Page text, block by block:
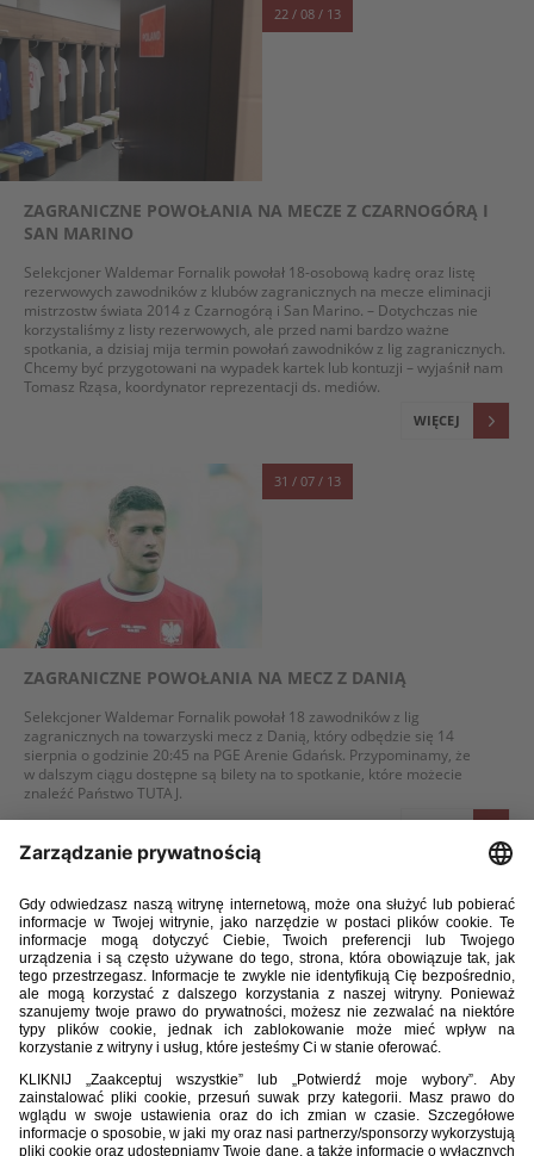
22 / 08 / 13
ZAGRANICZNE POWOŁANIA NA MECZE Z CZARNOGÓRĄ I
SAN MARINO
Selekcjoner Waldemar Fornalik powołał 18-osobową kadrę oraz listę
rezerwowych zawodników z klubów zagranicznych na mecze eliminacji
mistrzostw świata 2014 z Czarnogórą i San Marino. – Dotychczas nie
korzystaliśmy z listy rezerwowych, ale przed nami bardzo ważne
spotkania, a dzisiaj mija termin powołań zawodników z lig zagranicznych.
Chcemy być przygotowani na wypadek kartek lub kontuzji – wyjaśnił nam
Tomasz Rząsa, koordynator reprezentacji ds. mediów.
WIĘCEJ
31 / 07 / 13
ZAGRANICZNE POWOŁANIA NA MECZ Z DANIĄ
Selekcjoner Waldemar Fornalik powołał 18 zawodników z lig
zagranicznych na towarzyski mecz z Danią, który odbędzie się 14
sierpnia o godzinie 20:45 na PGE Arenie Gdańsk. Przypominamy, że
w dalszym ciągu dostępne są bilety na to spotkanie, które możecie
znaleźć PaństwoTUTAJ.
TYLKO REMIS W KISZYNIOWIE
Reprezentacja Polski zremisowała w Kiszyniowie z Mołdawią 1:1 w meczu
eliminacji mistrzostw świata 2014. Bramkę dla podopiecznych